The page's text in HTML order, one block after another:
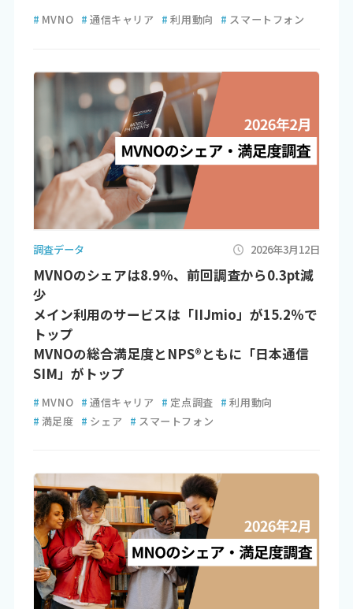
# MVNO # 通信キャリア # 利用動向 # スマートフォン
調査データ 2026年3月12日
MVNOのシェアは8.9％、前回調査から0.3pt減
少
メイン利用のサービスは「IIJmio」が15.2％で
トップ
MVNOの総合満足度とNPS®ともに「日本通信
SIM」がトップ
# MVNO # 通信キャリア # 定点調査 # 利用動向
# 満足度 # シェア # スマートフォン